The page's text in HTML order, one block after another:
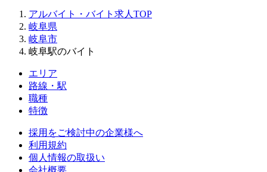
アルバイト・バイト求人TOP
岐阜県
岐阜市
岐阜駅のバイト
エリア
路線・駅
職種
特徴
採用をご検討中の企業様へ
利用規約
個人情報の取扱い
会社概要